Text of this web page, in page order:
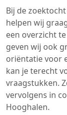
Bij de
helpen wij
een overzicht
geven wij ook
oriëntatie voor
kan je terecht
vraagstukken.
vervolgens in
Hooghalen.